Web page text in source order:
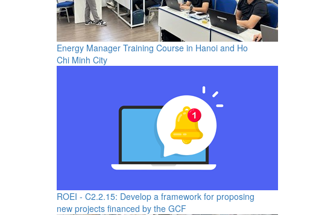
Energy Manager Training Course in Hanoi and Ho
Chi Minh City
ROEI - C2.2.15: Develop a framework for proposing
new projects financed by the GCF